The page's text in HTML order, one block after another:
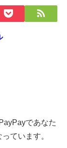
であなた
ています。